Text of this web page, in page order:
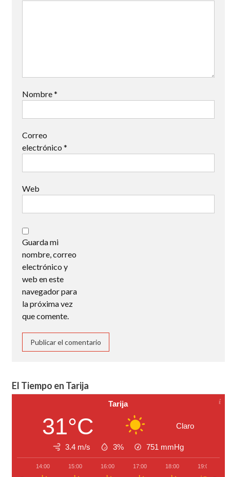
Nombre*
Correo
electrónico *
Web
Guarda mi
nombre, correo
electrónico y
web en este
navegador para
la próxima vez
que comente.
El Tiempo en Tarija
Tarija
31°C Claro
3.4 m/s 3% 751 mmHg
14:00 15:00 16:00 17:00 18:00 19:00